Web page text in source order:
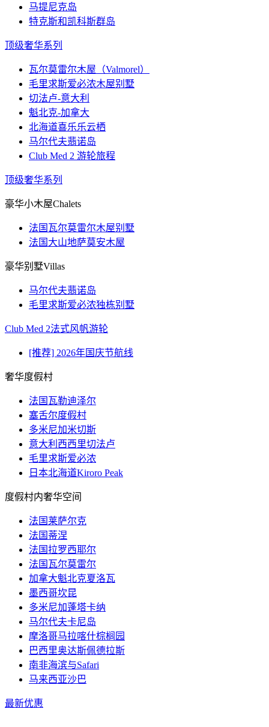
马提尼克岛
特克斯和凯科斯群岛
顶级奢华系列
瓦尔莫雷尔木屋（Valmorel）
毛里求斯爱必浓木屋别墅
切法卢-意大利
魁北克-加拿大
北海道喜乐乐云栖
马尔代夫翡诺岛
Club Med 2 游轮旅程
顶级奢华系列
豪华小木屋Chalets
法国瓦尔莫雷尔木屋别墅
法国大山地萨莫安木屋
豪华别墅Villas
马尔代夫翡诺岛
毛里求斯爱必浓独栋别墅
Club Med 2法式风帆游轮
[推荐] 2026年国庆节航线
奢华度假村
法国瓦勒迪泽尔
塞舌尔度假村
多米尼加米切斯
意大利西西里切法卢
毛里求斯爱必浓
日本北海道Kiroro Peak
度假村内奢华空间
法国莱萨尔克
法国蒂涅
法国拉罗西耶尔
法国瓦尔莫雷尔
加拿大魁北克夏洛瓦
墨西哥坎昆
多米尼加蓬塔卡纳
马尔代夫卡尼岛
摩洛哥马拉喀什棕榈园
巴西里奥达斯佩德拉斯
南非海滨与Safari
马来西亚沙巴
最新优惠